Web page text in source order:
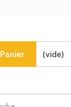
Panier (vide)